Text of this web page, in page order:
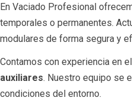
En Vaciado Profesional
temporales o permanentes.
modulares de forma segura y
Contamos con experiencia en
auxiliares. Nuestro equipo se
condiciones del entorno.